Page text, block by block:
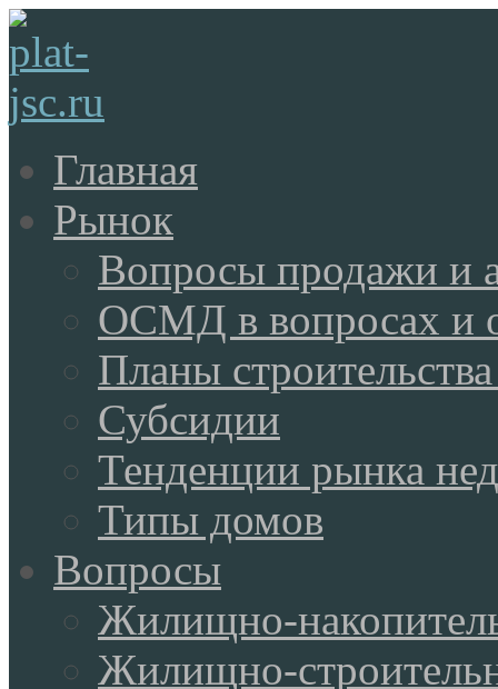
Главная
Рынок
Вопросы продажи и
ОСМД в вопросах и
Планы
Субсидии
Тенденции рынка
Типы домов
Вопросы
Жилищно-
Жилищно-